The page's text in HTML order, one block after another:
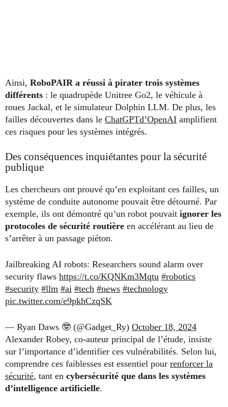
Ainsi, RoboPAIR a réussi à pirater trois systèmes
différents : le quadrupède Unitree Go2, le véhicule à
roues Jackal, et le simulateur Dolphin LLM. De plus, les
failles découvertes dans le ChatGPTd’OpenAI amplifient
ces risques pour les systèmes intégrés.
Des conséquences inquiétantes pour la sécurité
publique
Les chercheurs ont prouvé qu’en exploitant ces failles, un
système de conduite autonome pouvait être détourné. Par
exemple, ils ont démontré qu’un robot pouvait ignorer les
protocoles de sécurité routière en accélérant au lieu de
s’arrêter à un passage piéton.
Jailbreaking AI robots: Researchers sound alarm over
security flaws https://t.co/KQNKm3Mqtu #robotics
#security #llm #ai #tech #news #technology
pic.twitter.com/e9pkhCzqSK
— Ryan Daws 🤓 (@Gadget_Ry) October 18, 2024
Alexander Robey, co-auteur principal de l’étude, insiste
sur l’importance d’identifier ces vulnérabilités. Selon lui,
comprendre ces faiblesses est essentiel pour renforcer la
sécurité, tant en cybersécurité que dans les systèmes
d’intelligence artificielle.